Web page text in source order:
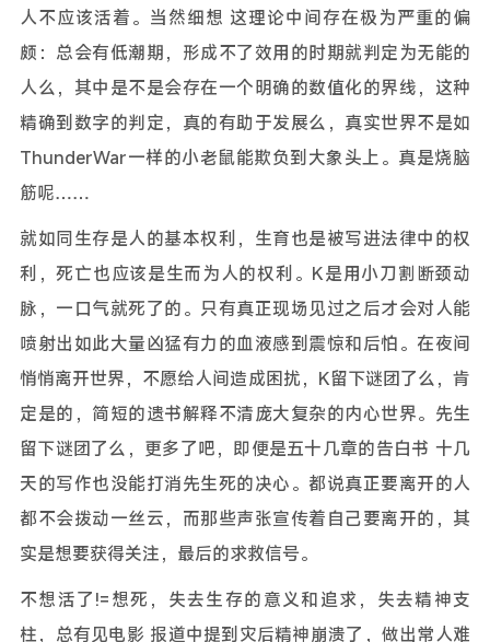
人不应该活着。当然细想 这理论中间存在极为严重的偏
颇：总会有低潮期，形成不了效用的时期就判定为无能的
人么，其中是不是会存在一个明确的数值化的界线，这种
精确到数字的判定，真的有助于发展么，真实世界不是如
ThunderWar一样的小老鼠能欺负到大象头上。真是烧脑
筋呢……
就如同生存是人的基本权利，生育也是被写进法律中的权
利，死亡也应该是生而为人的权利。K是用小刀割断颈动
脉，一口气就死了的。只有真正现场见过之后才会对人能
喷射出如此大量凶猛有力的血液感到震惊和后怕。在夜间
悄悄离开世界，不愿给人间造成困扰，K留下谜团了么，肯
定是的，简短的遗书解释不清庞大复杂的内心世界。先生
留下谜团了么，更多了吧，即便是五十几章的告白书 十几
天的写作也没能打消先生死的决心。都说真正要离开的人
都不会拨动一丝云，而那些声张宣传着自己要离开的，其
实是想要获得关注，最后的求救信号。
不想活了!=想死，失去生存的意义和追求，失去精神支
柱，总有见电影 报道中提到灾后精神崩溃了，做出常人难